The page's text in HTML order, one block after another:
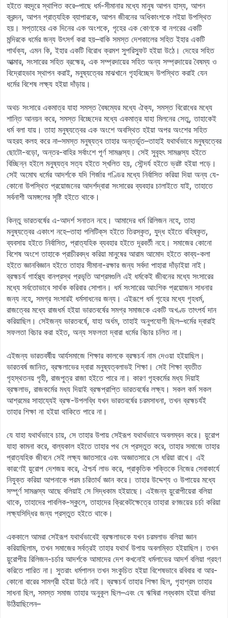
হইতে বহুদূরে স্থাপিত করে–পাছে ধর্ম-সীমানার মধ্যে মানুষ আপন হাস্য, আপন
ক্রন্দন, আপন প্রাত্যহিক ব্যাপারকে, আপন জীবনের অধিকাংশকে লইয়া উপস্থিত
হয়। সপ্তাহের এক দিনের এক অংশকে, গৃহের এক কোণকে বা নগরের একটি
মন্দিরকে ধর্মের জন্য উৎসর্গ করা হয়–বাকি সমস্ত দেশকালের সহিত ইহার একটি
পার্থক্য, এমন কি, ইহার একটি বিরোধ ক্রমশ সুপরিস্ফুট হইয়া উঠে। দেহের সহিত
আত্মার, সংসারের সহিত ব্রহ্মের, এক সম্প্রদায়ের সহিত অন্য সম্প্রদায়ের বৈষম্য ও
বিদ্রোহভাব স্থাপন করাই, মনুষ্যত্বের মাঝখানে গৃহবিচ্ছেদ উপস্থিত করাই যেন
ধর্মের বিশেষ লক্ষ্য হইয়া দাঁড়ায়।
অথচ সংসারে একমাত্র যাহা সমস্ত বৈষম্যের মধ্যে ঐক্য, সমস্ত বিরোধের মধ্যে
শান্তি আনয়ন করে, সমস্ত বিচ্ছেদের মধ্যে একমাত্র যাহা মিলনের সেতু, তাহাকেই
ধর্ম বলা যায়। তাহা মনুষ্যত্বের এক অংশে অবস্থিত হইয়া অপর অংশের সহিত
অহরহ কলহ করে না–সমস্ত মনুষ্যত্ব তাহার অন্তর্ভূত–তাহাই যথার্থভাবে মনুষ্যত্বের
ছোটো-বড়ো, অন্তর-বাহির সর্বাংশে পূর্ণ সামঞ্জস্য। সেই সুবৃহৎ সামঞ্জস্য হইতে
বিচ্ছিন্ন হইলে মনুষ্যত্ব সত্য হইতে স্খলিত হয়, সৌন্দর্য হইতে ভ্রষ্ট হইয়া পড়ে।
সেই অমোঘ ধর্মের আদর্শকে যদি গির্জার গণ্ডির মধ্যে নির্বাসিত করিয়া দিয়া অন্য যে-
কোনো উপস্থিত প্রয়োজনের আদর্শদ্বারা সংসারের ব্যবহার চালাইতে যাই, তাহাতে
সর্বনাশী অমঙ্গলের সৃষ্টি হইতে থাকে।
কিন্তু ভারতবর্ষের এ-আদর্শ সনাতন নহে। আমাদের ধর্ম রিলিজন নহে, তাহা
মনুষ্যত্বের একাংশ নহে–তাহা পলিটিক্‌স হইতে তিরস্কৃত, যুদ্ধ হইতে বহিষ্কৃত,
ব্যবসায় হইতে নির্বাসিত, প্রাত্যহিক ব্যবহার হইতে দূরবর্তী নহে। সমাজের কোনো
বিশেষ অংশে তাহাকে প্রাচীরবদ্ধ করিয়া মানুষের আরাম আমোদ হইতে কাব্য-কলা
হইতে জ্ঞানবিজ্ঞান হইতে তাহার সীমানা-রক্ষার জন্য সর্বদা পাহারা দাঁড়াইয়া নাই।
ব্রহ্মচর্য গার্হস্থ্য বানপ্রস্থ প্রভৃতি আশ্রমগুলি এই ধর্মকেই জীবনের মধ্যে সংসারের
মধ্যে সর্বতোভাবে সার্থক করিবার সোপান। ধর্ম সংসারের আংশিক প্রয়োজন সাধনার
জন্য নহে, সমগ্র সংসারই ধর্মসাধনের জন্য। এইরূপে ধর্ম গৃহের মধ্যে গৃহধর্ম,
রাজত্বের মধ্যে রাজধর্ম হইয়া ভারতবর্ষের সমগ্র সমাজকে একটি অখণ্ড তাৎপর্য দান
করিয়াছিল। সেইজন্য ভারতবর্ষে, যাহা অর্ধম, তাহাই অনুপযোগী ছিল–ধর্মের দ্বারাই
সফলতা বিচার করা হইত, অন্য সফলতা দ্বারা ধর্মের বিচার চলিত না।
এইজন্য ভারতবর্ষীয় আর্যসমাজে শিক্ষার কালকে ব্রহ্মচর্য নাম দেওয়া হইয়াছিল।
ভারতবর্ষ জানিত, ব্রহ্মলাভের দ্বারা মনুষ্যত্বলাভই শিক্ষা। সেই শিক্ষা ব্যতীত
গৃহস্থতনয় গৃহী, রাজপুত্র রাজা হইতে পারে না। কারণ গৃহকর্মের মধ্য দিয়াই
ব্রহ্মলাভ, রাজকর্মের মধ্য দিয়াই ব্রহ্মপ্রাপ্তি ভারতবর্ষের লক্ষ্য। সকল কর্ম সকল
আশ্রমের সাহায্যেই ব্রহ্ম-উপলব্ধি যখন ভারতবর্ষের চরমসাধনা, তখন ব্রহ্মচর্যই
তাহার শিক্ষা না হইয়া থাকিতে পারে না।
যে যাহা যথার্থভাবে চায়, সে তাহার উপায় সেইরূপ যথার্থভাবে অবলম্বন করে। য়ুরোপ
যাহা কামনা করে, বাল্যকাল হইতে তাহার পথ সে প্রস্তুত করে, তাহার সমাজে তাহার
প্রাত্যহিক জীবনে সেই লক্ষ্য জ্ঞাতসারে এবং অজ্ঞাতসারে সে ধরিয়া রাখে। এই
কারণেই য়ুরোপ দেশজয় করে, ঐশ্চর্য লাভ করে, প্রাকৃতিক শক্তিকে নিজের সেবাকার্যে
নিযুক্ত করিয়া আপনাকে পরম চরিতার্থ জ্ঞান করে। তাহার উদ্দেশ্য ও উপায়ের মধ্যে
সম্পূর্ণ সামঞ্জস্য আছে বলিয়াই সে সিদ্ধকাম হইয়াছে। এইজন্য য়ুরোপীয়েরা বলিয়া
থাকে, তাহাদের পাবলিক-স্কুলে, তাহাদের ক্রিকেটক্ষেত্রে তাহারা রণজয়ের চর্চা করিয়া
লক্ষ্যসিদ্ধির জন্য প্রস্তুত হইতে থাকে।
এককালে আমরা সেইরূপ যথার্থভাবেই ব্রহ্মলাভকে যখন চরমলাভ বলিয়া জ্ঞান
করিয়াছিলাম, তখন সমাজের সর্বত্রই তাহার যথার্থ উপায় অবলম্বিত হইয়াছিল। তখন
য়ুরোপীয় রিলিজন-চর্চার আদর্শকে আমাদের দেশ কখনোই ধর্মলাভের আদর্শ বলিয়া গ্রহণ
করিতে পারিত না। সুতরাং ধর্মপালন তখন সংকুচিত হইয়া বিশেষভাবে রবিবার বা আর-
কোনো বারের সামগ্রী হইয়া উঠে নাই। ব্রহ্মচর্য তাহার শিক্ষা ছিল, গৃহাশ্রম তাহার
সাধনা ছিল, সমস্ত সমাজ তাহার অনুকূল ছিল–এবং যে ঋষিরা লব্ধকাম হইয়া বলিয়া
উঠিয়াছিলেন–